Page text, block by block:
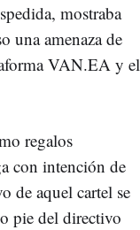
mostraba
una amenaza de
VAN.EA y el
regalos
con intención de
de aquel cartel se
pie del directivo